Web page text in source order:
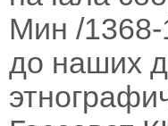
Мин /1368-
до наших